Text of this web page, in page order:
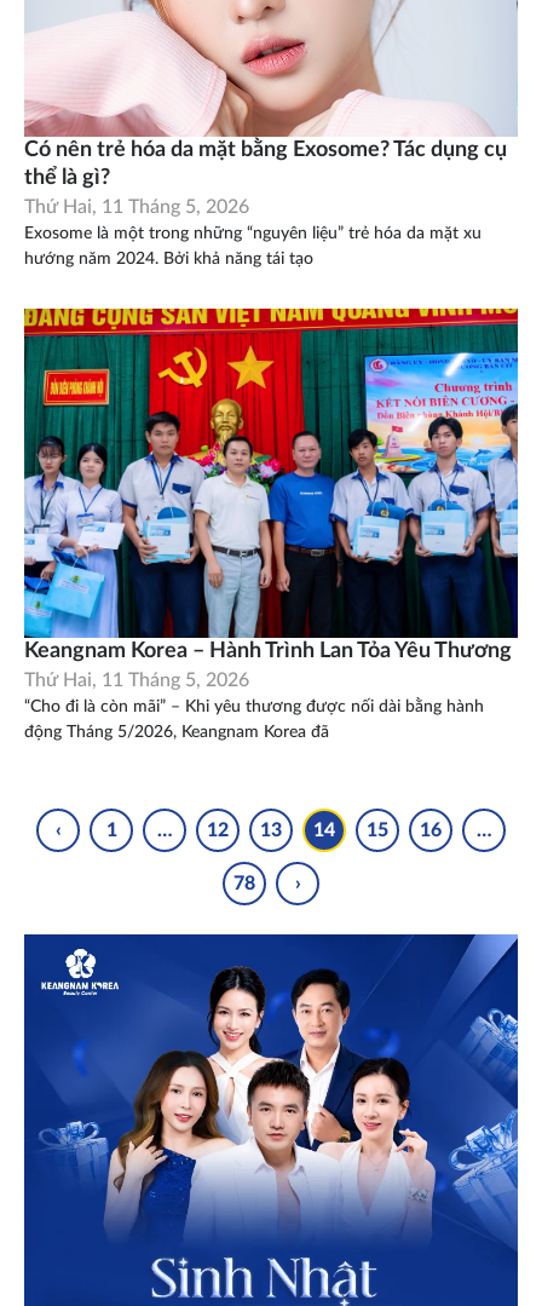
Có nên trẻ hóa da mặt bằng Exosome? Tác dụng cụ
thể là gì?
Thứ Hai, 11 Tháng 5, 2026
Exosome là một trong những “nguyên liệu” trẻ hóa da mặt xu
hướng năm 2024. Bởi khả năng tái tạo
Keangnam Korea – Hành Trình Lan Tỏa Yêu Thương
Thứ Hai, 11 Tháng 5, 2026
“Cho đi là còn mãi” – Khi yêu thương được nối dài bằng hành
động Tháng 5/2026, Keangnam Korea đã
‹ 1 … 12 13 14 15 16 …
78 ›